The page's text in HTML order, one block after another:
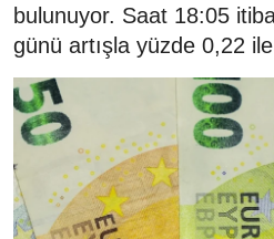
bulunuyor. Saat 18:05
günü artışla yüzde 0,22